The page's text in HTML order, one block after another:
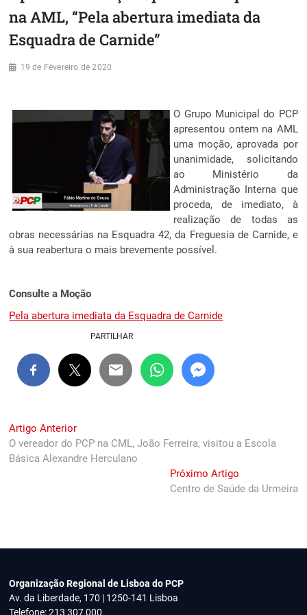
na AML, “Pela abertura imediata da
Esquadra de Carnide”
19 de Fevereiro de 2020
O Grupo Municipal do PCP
apresentou ontem na AML
uma moção, aprovada por
unanimidade, solicitando
ao Ministério da
Administração Interna que
proceda, de imediato, à
realização de todas as
obras necessárias na Esquadra 42, da Freguesia de Carnide, e
à sua reabertura o mais brevemente possível.
Consulte a Moção
Pela abertura imediata da Esquadra de Carnide
PARTILHAR
Navegação
de
Artigo AnteriorPrevious
post:
O vereador do PCP na CML, João Ferreira, visitou a Escola
Básica Alexandre Herculano
Próximo ArtigoNext
post:
Centro de Saúde da Urmeira
Organização Regional de Lisboa do PCP
Av. da Liberdade, 170 | 1250-141 Lisboa
Telefone: 213 307 000